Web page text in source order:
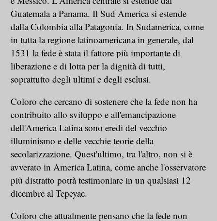
Guatemala a Panama. Il Sud America si estende
dalla Colombia alla Patagonia. In Sudamerica, come
in tutta la regione latinoamericana in generale, dal
1531 la fede è stata il fattore più importante di
liberazione e di lotta per la dignità di tutti,
soprattutto degli ultimi e degli esclusi.
Coloro che cercano di sostenere che la fede non ha
contribuito allo sviluppo e all'emancipazione
dell'America Latina sono eredi del vecchio
illuminismo e delle vecchie teorie della
secolarizzazione. Quest'ultimo, tra l'altro, non si è
avverato in America Latina, come anche l'osservatore
più distratto potrà testimoniare in un qualsiasi 12
dicembre al Tepeyac.
Coloro che attualmente pensano che la fede non